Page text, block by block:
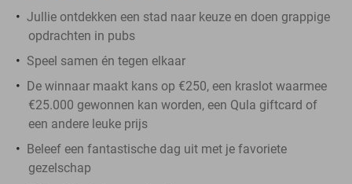
Jullie ontdekken een stad naar keuze en doen grappige
opdrachten in pubs
Speel samen én tegen elkaar
De winnaar maakt kans op €250, een kraslot waarmee
€25.000 gewonnen kan worden, een Qula giftcard of
een andere leuke prijs
Beleef een fantastische dag uit met je favoriete
gezelschap